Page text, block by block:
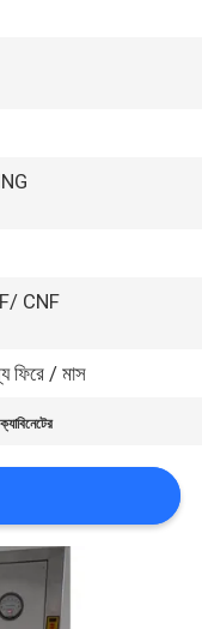
CNF
ফিরে / মাস